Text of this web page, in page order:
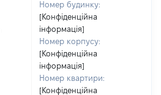
Номер будинку:
[Конфіденційна
інформація]
Номер корпусу:
[Конфіденційна
інформація]
Номер квартири:
[Конфіденційна